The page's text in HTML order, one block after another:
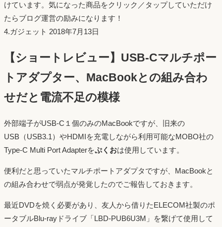
けています。気になった商品をクリック／タップしていただけ
たらブログ運営の励みになります！
4.ガジェット 投
日：
2018年7月13日
【ショートレビュー】USB-Cマルチポー
トアダプター、MacBookとの組み合わ
せだと電流不足の模様
外部端子がUSB-C１個のみのMacBookですが、旧来の
USB（USB3.1）やHDMIを充電しながら利用可能なMOBO社の
Type-C Multi Port Adapterをぷくおは使用しています。
便利だと思っていたマルチポートアダプタですが、MacBookと
の組み合わせで弱点が発覚したのでご報告しておきます。
最近DVDを焼く必要があり、友人から借りたELECOM社製のポ
ータブルBlu-rayドライブ「LBD-PUB6U3M」を繋げて使用して